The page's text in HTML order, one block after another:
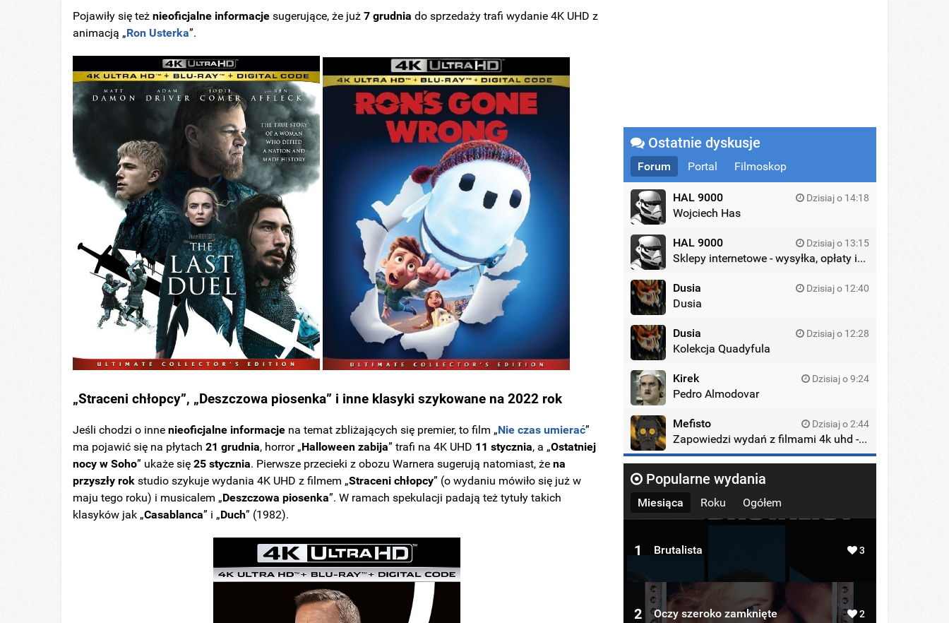
Pojawiły się teżnieoficjalne informacje sugerujące, że już7 grudnia do sprzedaży trafi wydanie 4K UHD z
animacją „Ron Usterka”.
„Straceni chłopcy”, „Deszczowa piosenka” i inne klasyki szykowane na 2022 rok
Jeśli chodzi o innenieoficjalne informacje na temat zbliżających się premier, to film „Nie czas umierać”
ma pojawić się na płytach21 grudnia, horror „Halloween zabija” trafi na 4K UHD 11 stycznia, a „Ostatniej
nocy w Soho” ukaże się25 stycznia. Pierwsze przecieki z obozu Warnera sugerują natomiast, żena
przyszły rok studio szykuje wydania 4K UHD z filmem „Straceni chłopcy” (o wydaniu mówiło się już w
maju tego roku) i musicalem „Deszczowa piosenka”. W ramach spekulacji padają też tytuły takich
klasyków jak „Casablanca” i „Duch” (1982).
Ostatnie dyskusje
Forum Portal Filmoskop
HAL 9000 Dzisiaj o 14:18
Wojciech Has
HAL 9000 Dzisiaj o 13:15
Sklepy internetowe - wysyłka, opłaty itd.
Dusia Dzisiaj o 12:40
Dusia
Dusia Dzisiaj o 12:28
Kolekcja Quadyfula
Kirek Dzisiaj o 9:24
Pedro Almodovar
Mefisto Dzisiaj o 2:44
Zapowiedzi wydań z filmami 4k uhd - zagraniczne wydania
Popularne wydania
Miesiąca Roku Ogółem
1 Brutalista 3
2 Oczy szeroko zamknięte 2